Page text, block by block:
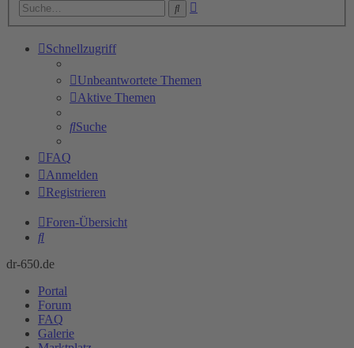
Suche
Schnellzugriff
Unbeantwortete Themen
Aktive Themen
Suche
FAQ
Anmelden
Registrieren
Foren-Übersicht
Suche
dr-650.de
Portal
Forum
FAQ
Galerie